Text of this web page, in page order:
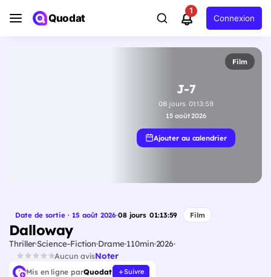
Quodat
1
Connexion
Film
J-7
08 jours 01:13:58
15 août 2026
Ajouter au calendrier
Date de sortie · 15 août 2026·08 jours 01:13:58 Film
Dalloway
Thriller Science-Fiction Drame110min 2026
Aucun avisNoter
Mis en ligne parQuodat Suivre